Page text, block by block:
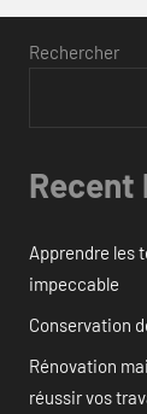
Rechercher
Recent
Apprendre les
impeccable
Conservation
Rénovation
réussir vos